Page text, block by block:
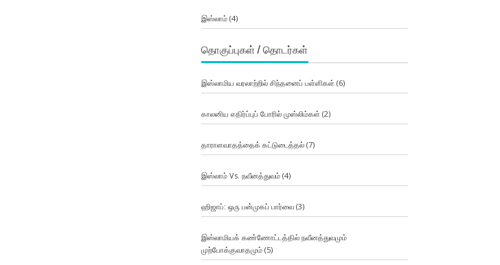
இஸ்லாம்(4)
தொகுப்புகள் / தொடர்கள்
இஸ்லாமிய வரலாற்றில் சிந்தனைப் பள்ளிகள் (6)
காலனிய எதிர்ப்புப் போரில் முஸ்லிம்கள் (2)
தாராளவாதத்தைக் கட்டுடைத்தல்(7)
இஸ்லாம் Vs. நவீனத்துவம்(4)
ஹிஜாப்: ஒரு பன்முகப் பார்வை(3)
இஸ்லாமியக் கண்ணோட்டத்தில் நவீனத்துவமும்
முற்போக்குவாதமும்(5)